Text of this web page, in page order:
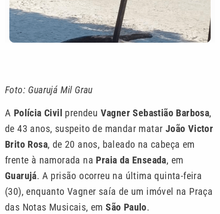
Foto: Guarujá Mil Grau
A Polícia Civil prendeu Vagner Sebastião Barbosa,
de 43 anos, suspeito de mandar matar João Victor
Brito Rosa, de 20 anos, baleado na cabeça em
frente à namorada na Praia da Enseada, em
Guarujá. A prisão ocorreu na última quinta-feira
(30), enquanto Vagner saía de um imóvel na Praça
das Notas Musicais, emSão Paulo.